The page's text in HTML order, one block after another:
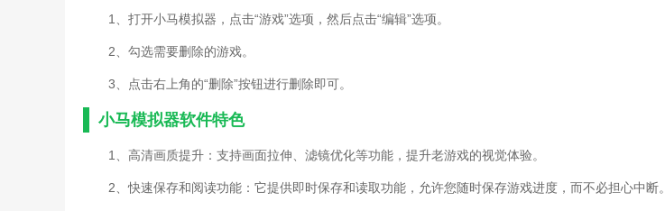
1、打开小马模拟器，点击“游戏”选项，然后点击“编辑”选项。
2、勾选需要删除的游戏。
3、点击右上角的“删除”按钮进行删除即可。
小马模拟器软件特色
1、高清画质提升：支持画面拉伸、滤镜优化等功能，提升老游戏的视觉体验。
2、快速保存和阅读功能：它提供即时保存和读取功能，允许您随时保存游戏进度，而不必担心中断。